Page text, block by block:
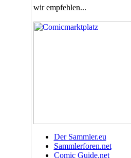
wir empfehlen...
Der Sammler.eu
Sammlerforen.net
Comic Guide.net